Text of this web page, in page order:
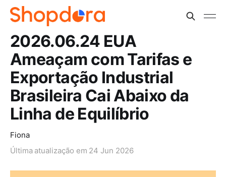
2026.06.24 EUA
Ameaçam com Tarifas e
Exportação Industrial
Brasileira Cai Abaixo da
Linha de Equilíbrio
Fiona
Última atualização em 24 Jun 2026